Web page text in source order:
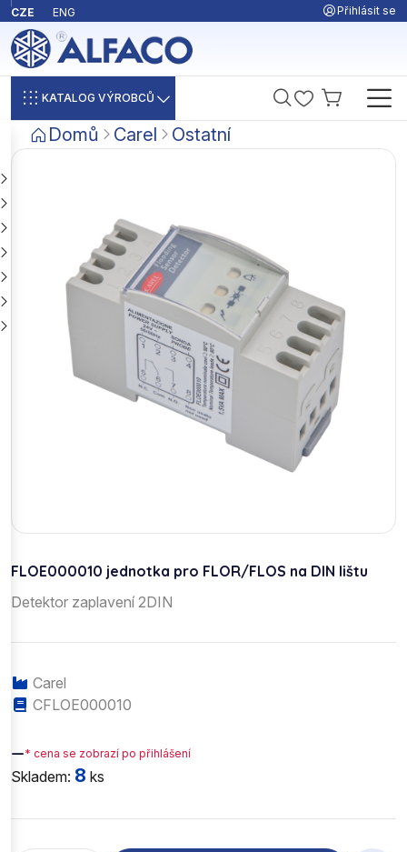
CZE ENG Přihlásit se
KATALOG VÝROBCŮ
Domů Carel Ostatní
FLOE000010 jednotka pro FLOR/FLOS na DIN lištu
Detektor zaplavení 2DIN
Carel
CFLOE000010
—* cena se zobrazí po přihlášení
Skladem: 8 ks